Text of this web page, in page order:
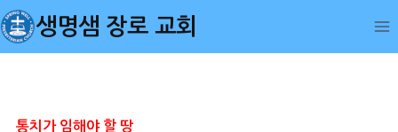
Skip
to
content
생명샘 장로 교회
통치가 임해야 할 땅